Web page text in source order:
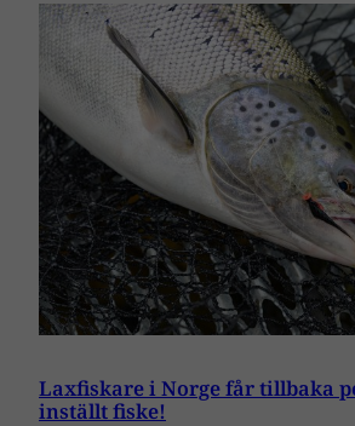
Laxfiskare i Norge får tillbaka
inställt fiske!